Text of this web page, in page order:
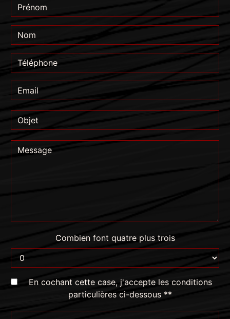
Combien font quatre plus trois
En cochant cette case, j'accepte les conditions
particulières ci-dessous **